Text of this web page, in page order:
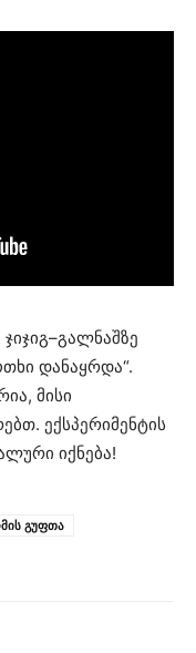
დანაყრდა“.
მისი
ექსპერიმენტის
იქნება!
გუფთა